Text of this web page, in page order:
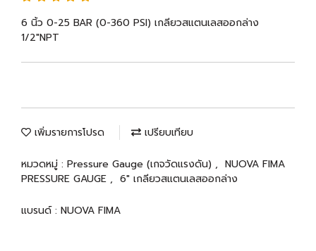
6 นิ้ว 0-25 BAR (0-360 PSI) เกลียวสแตนเลสออกล่าง
1/2"NPT
เพิ่มรายการโปรด เปรียบเทียบ
หมวดหมู่ : Pressure Gauge (เกจวัดแรงดัน) , NUOVA FIMA
PRESSURE GAUGE , 6" เกลียวสแตนเลสออกล่าง
แบรนด์ : NUOVA FIMA